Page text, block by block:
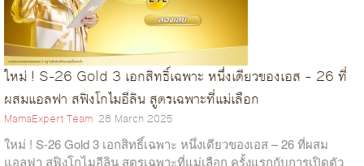
ใหม่ ! S-26 Gold 3 เอกสิทธิ์เฉพาะ หนึ่งเดียวของเอส – 26 ที่
ผสมแอลฟา สฟิงโกไมอีลิน สูตรเฉพาะที่แม่เลือก
MamaExpert Team 28 March 2025
ใหม่ ! S-26 Gold 3 เอกสิทธิ์เฉพาะ หนึ่งเดียวของเอส – 26 ที่ผสม
แอลฟา สฟิงโกไมอีลิน สูตรเฉพาะที่แม่เลือก ครั้งแรกกับการเปิดตัว